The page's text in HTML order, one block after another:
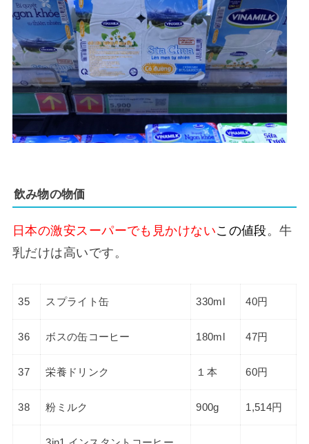
飲み物の物価
日本の激安スーパーでも見かけないこの値段。牛
乳だけは高いです。
35 スプライト缶 330ml 40円
36 ボスの缶コーヒー 180ml 47円
37 栄養ドリンク １本 60円
38 粉ミルク 900g 1,514円